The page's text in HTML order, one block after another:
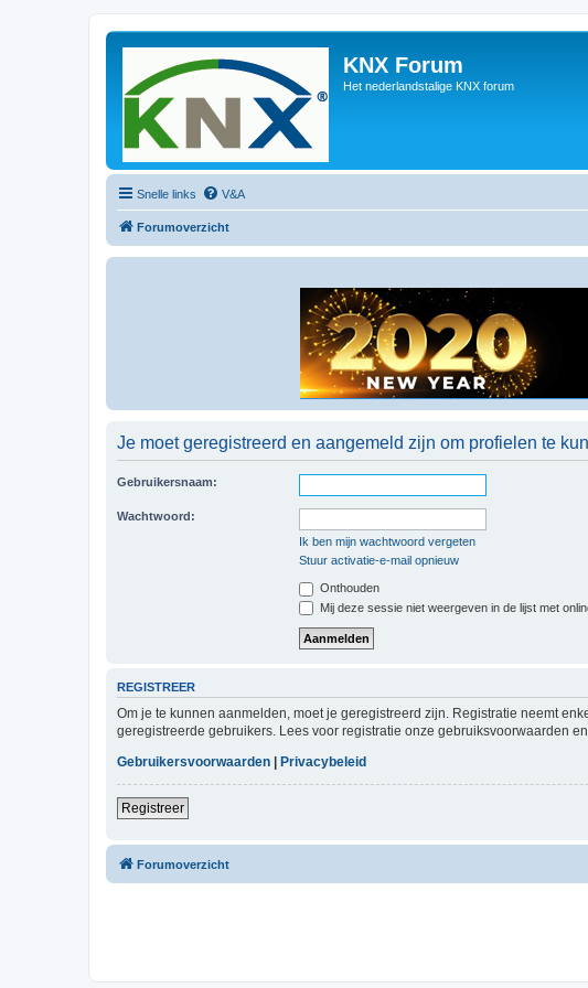
KNX Forum
Het nederlandstalige KNX forum
Snelle links V&A
Forumoverzicht
Je moet geregistreerd en aangemeld zijn om profielen te
Gebruikersnaam:
Wachtwoord:
Ik ben mijn wachtwoord vergeten
Stuur activatie-e-mail opnieuw
Onthouden
Mij deze sessie niet weergeven in de lijst met
REGISTREER
Om je te kunnen aanmelden, moet je geregistreerd zijn. Registratie neemt
geregistreerde gebruikers. Lees voor registratie onze gebruiksvoorwaarden
Gebruikersvoorwaarden | Privacybeleid
Registreer
Forumoverzicht